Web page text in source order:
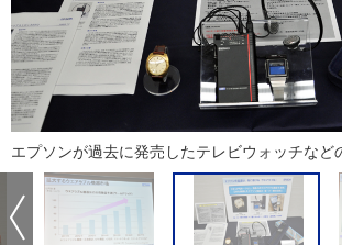
エプソンが過去に発売したテレビウォッチなど